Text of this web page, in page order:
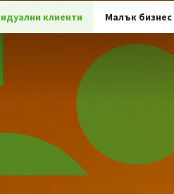
клиенти Малък бизнес